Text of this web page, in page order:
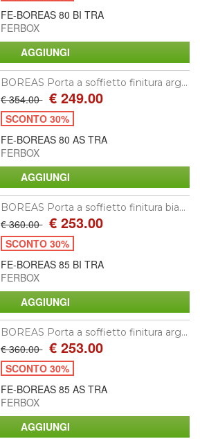
FE-BOREAS 80 BI TRA
FERBOX
BOREAS Porta a soffietto finitura arg...
€ 354.00 € 249.00
SCONTO 30%
FE-BOREAS 80 AS TRA
FERBOX
BOREAS Porta a soffietto finitura bia...
€ 360.00 € 253.00
SCONTO 30%
FE-BOREAS 85 BI TRA
FERBOX
BOREAS Porta a soffietto finitura arg...
€ 360.00 € 253.00
SCONTO 30%
FE-BOREAS 85 AS TRA
FERBOX